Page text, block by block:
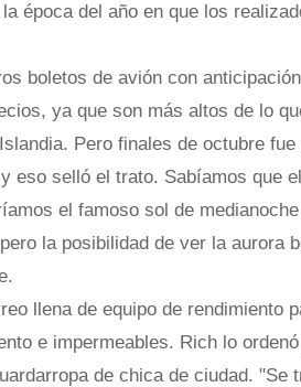
época del año en que los
boletos de avión con
ya que son más altos de lo
Pero finales de octubre
eso selló el trato. Sabíamos que
el famoso sol de
la posibilidad de ver la aurora
llena de equipo de rendimiento
e impermeables. Rich lo
de chica de ciudad. "Se